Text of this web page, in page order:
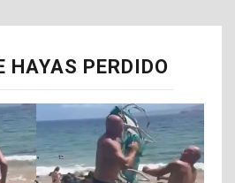
HAYAS PERDIDO